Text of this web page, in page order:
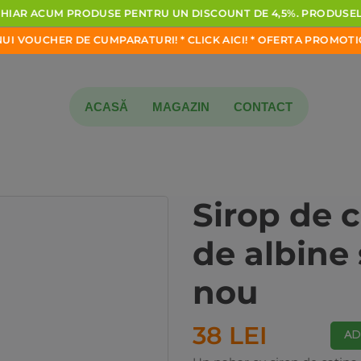
ACUMPRODUSEPENTRUUNDISCOUNTDE 4,5%.PRODUSELE
DE CUMPARATURI!*CLICKAICI!*OFERTA
ACASĂ MAGAZIN CONTACT
Sirop de
de albine
nou
38 LEI